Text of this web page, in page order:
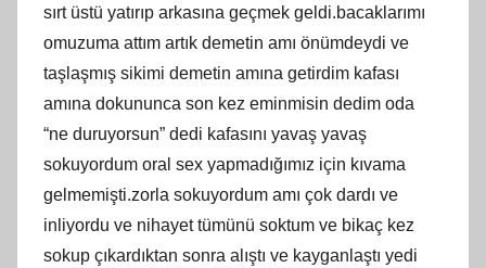
sırt üstü yatırıp arkasına geçmek geldi.bacaklarımı
omuzuma attım artık demetin amı önümdeydi ve
taşlaşmış sikimi demetin amına getirdim kafası
amına dokununca son kez eminmisin dedim oda
“ne duruyorsun” dedi kafasını yavaş yavaş
sokuyordum oral sex yapmadığımız için kıvama
gelmemişti.zorla sokuyordum amı çok dardı ve
inliyordu ve nihayet tümünü soktum ve bikaç kez
sokup çıkardıktan sonra alıştı ve kayganlaştı yedi